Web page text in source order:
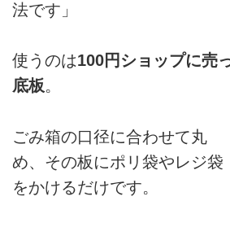
法です」
使うのは100円ショップに売
底板。
ごみ箱の口径に合わせて丸
め、その板にポリ袋やレジ袋
をかけるだけです。